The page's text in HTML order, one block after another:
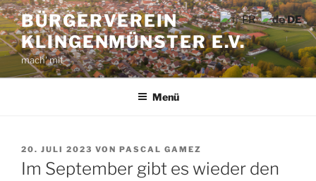
Zum
Inhalt
springen
BÜRGERVEREIN
KLINGENMÜNSTER E.V.
mach' mit
Menü
VERÖFFENTLICHT
AM
20. JULI 2023 VON PASCAL GAMEZ
Im September gibt es wieder den
FR DE